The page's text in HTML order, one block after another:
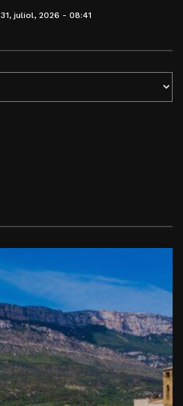
31, juliol, 2026 - 08:41